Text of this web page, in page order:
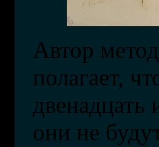
Автор
полагает,
двенадцать
они не